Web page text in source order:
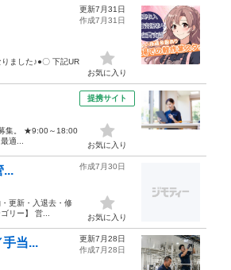
ました♪●〇 下記UR
更新7月31日
作成7月31日
お気に入り
募集。 ★9:00～18:00
適...
提携サイト
お気に入り
...
更新・入退去・修
リー】 営...
作成7月30日
お気に入り
当...
更新7月28日
作成7月28日